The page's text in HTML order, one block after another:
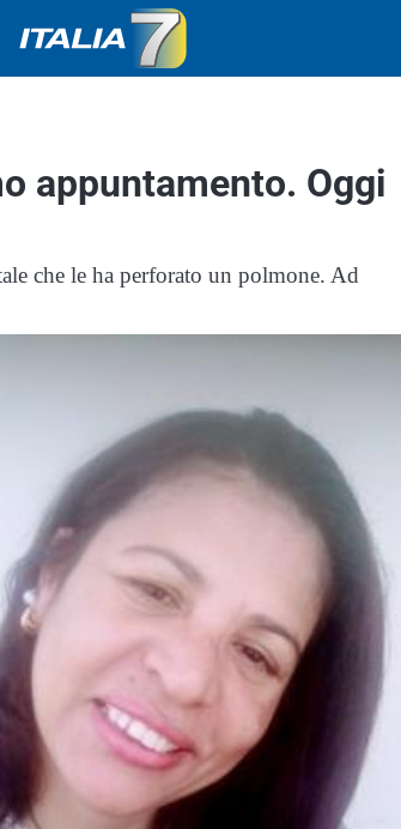
appuntamento. Oggi
che le ha perforato un polmone. Ad